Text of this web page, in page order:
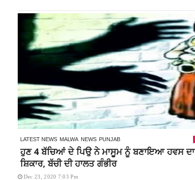
LATEST NEWS MALWA NEWS PUNJAB
ਹੁਣ 4 ਬੱਚਿਆਂ ਦੇ ਪਿਉ ਨੇ ਮਾਸੂਮ ਨੂੰ ਬਣਾਇਆ ਹਵਸ ਦਾ
ਸ਼ਿਕਾਰ, ਬੱਚੀ ਦੀ ਹਾਲਤ ਗੰਭੀਰ
Dec 23, 2020 7:03 Pm